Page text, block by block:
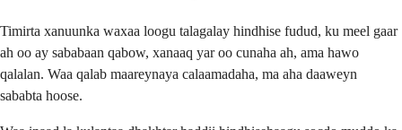
Timirta xanuunka waxaa loogu talagalay hindhise fudud, ku meel gaar
ah oo ay sababaan qabow, xanaaq yar oo cunaha ah, ama hawo
qalalan. Waa qalab maareynaya calaamadaha, ma aha daaweyn
sababta hoose.